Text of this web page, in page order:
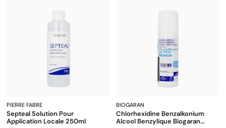
PIERRE FABRE
Septeal Solution Pour
Application Locale 250ml
BIOGARAN
Chlorhexidine Benzalkonium
Alcool Benzylique Biogaran...